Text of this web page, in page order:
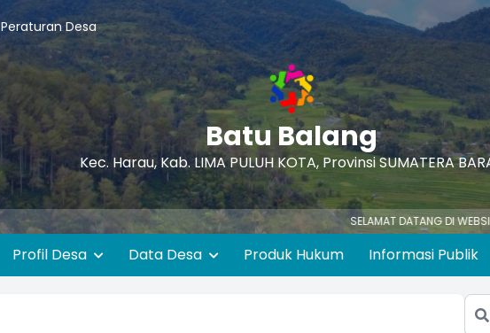
Peraturan Desa
Batu Balang
Kec. Harau, Kab. LIMA PULUH KOTA, Provinsi SUMATERA
SELAMAT DATANG DI WEBSITE RESMI
Profil Desa Data Desa Produk Hukum Informasi Publik